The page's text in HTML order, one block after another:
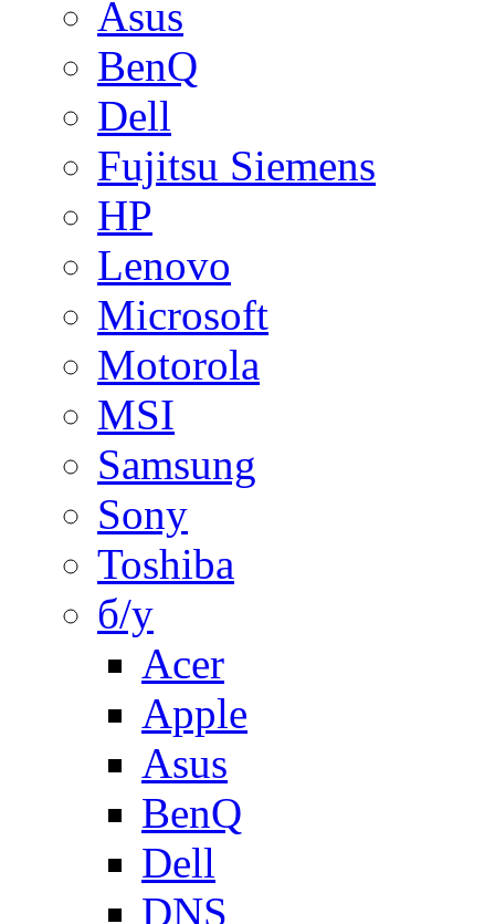
Asus
BenQ
Dell
Fujitsu Siemens
HP
Lenovo
Microsoft
Motorola
MSI
Samsung
Sony
Toshiba
б/у
Acer
Apple
Asus
BenQ
Dell
DNS